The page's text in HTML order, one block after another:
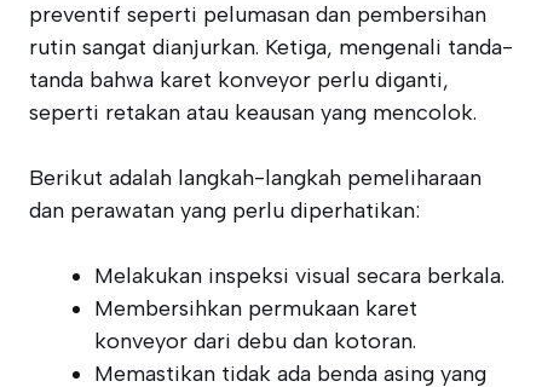
preventif seperti pelumasan dan pembersihan
rutin sangat dianjurkan. Ketiga, mengenali tanda-
tanda bahwa karet konveyor perlu diganti,
seperti retakan atau keausan yang mencolok.
Berikut adalah langkah-langkah pemeliharaan
dan perawatan yang perlu diperhatikan:
Melakukan inspeksi visual secara berkala.
Membersihkan permukaan karet
konveyor dari debu dan kotoran.
Memastikan tidak ada benda asing yang